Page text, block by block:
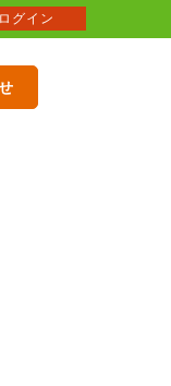
ログイン